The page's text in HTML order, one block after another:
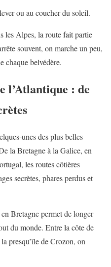
ou au coucher du soleil.
les Alpes, la route fait partie
souvent, on marche un peu,
chaque belvédère.
l’Atlantique : de
unes des plus belles
la Bretagne à la Galice, en
les routes côtières
secrètes, phares perdus et
en Bretagne permet de longer
du monde. Entre la côte de
presqu’île de Crozon, on